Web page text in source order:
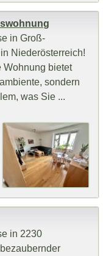
in Groß-
Niederösterreich!
Wohnung bietet
sondern
was Sie ...
in 2230